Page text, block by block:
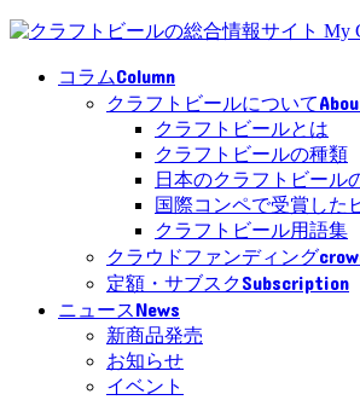
コラムColumn
クラフトビールについて
クラフトビールとは
クラフトビールの種類
日本のクラフトビール
国際コンペで受賞した
クラフトビール用語集
クラウドファンディング
定額・サブスクSubscription
ニュースNews
新商品発売
お知らせ
イベント